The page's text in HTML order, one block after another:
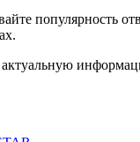
популярность